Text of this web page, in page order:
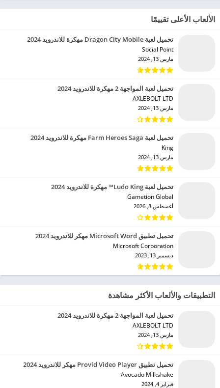
الألعاب الأعلى تقييمًا
تحميل لعبة Dragon City Mobile مهكرة للاندرويد 2024
Social Point‏
مارس 13, 2024
تحميل لعبة المواجهة 2 مهكرة للاندرويد 2024
AXLEBOLT LTD‏
مارس 13, 2024
تحميل لعبة Farm Heroes Saga مهكرة للاندرويد 2024
King‏
مارس 13, 2024
تحميل لعبة Ludo King™ مهكرة للاندرويد 2024
Gametion Global‏
أغسطس 8, 2026
تحميل تطبيق Microsoft Word مهكر للاندرويد 2024
Microsoft Corporation‏
ديسمبر 13, 2023
التطبيقات والألعاب الأكثر مشاهدة
تحميل لعبة المواجهة 2 مهكرة للاندرويد 2024
AXLEBOLT LTD‏
مارس 13, 2024
تحميل تطبيق Provid Video Player مهكر للاندرويد 2024
Avocado Milkshake‏
فبراير 4, 2024